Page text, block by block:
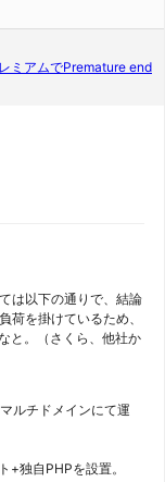
ミアムでPremature end
は以下の通りで、結論
荷を掛けているため、
と。（さくら、他社か
ルチドメインにて運
+独自PHPを設置。